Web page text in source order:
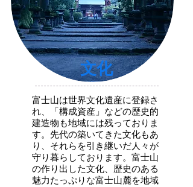
​文化
富士山は世界文化遺産に登録さ
れ、「構成資産」などの歴史的
建造物も地域には残っておりま
す。先代の築いてきた文化もあ
り、それらを引き継いだ人々が
守り暮らしております。富士山
の作り出した文化、歴史のある
魅力たっぷりな富士山麓を地域